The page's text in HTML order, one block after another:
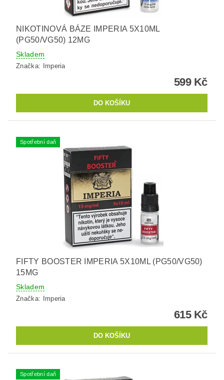
NIKOTINOVÁ BÁZE IMPERIA 5X10ML
(PG50/VG50) 12MG
Skladem
Značka: Imperia
599 Kč
Spotřební daň
FIFTY BOOSTER IMPERIA 5X10ML (PG50/VG50)
15MG
Skladem
Značka: Imperia
615 Kč
Spotřební daň